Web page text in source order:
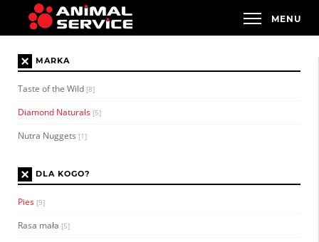
× MARKA
Taste of the Wild [8]
Diamond Naturals [5]
Nutra Nuggets [1]
× DLA KOGO?
Pies [9]
Rasa mała [5]